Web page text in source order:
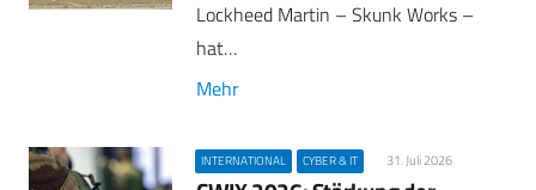
Lockheed Martin – Skunk Works –
hat…
Mehr
INTERNATIONAL CYBER & IT 31. Juli 2026